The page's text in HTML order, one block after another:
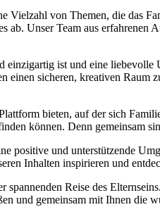
Vielzahl von Themen, die das
Unser Team aus erfahrenen
einzigartig ist und eine
einen sicheren, kreativen Raum
bieten, auf der sich
können. Denn gemeinsam
positive und unterstützende
Inhalten inspirieren und
spannenden Reise des
und gemeinsam mit Ihnen die